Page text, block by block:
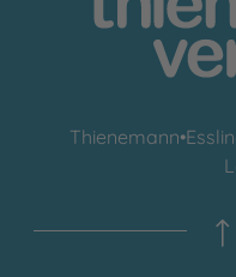
Thienemann•